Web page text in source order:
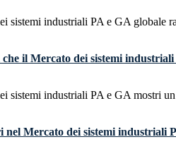
sistemi industriali PA e GA globale
il Mercato dei sistemi
sistemi industriali PA e GA mostri
Mercato dei sistemi industriali